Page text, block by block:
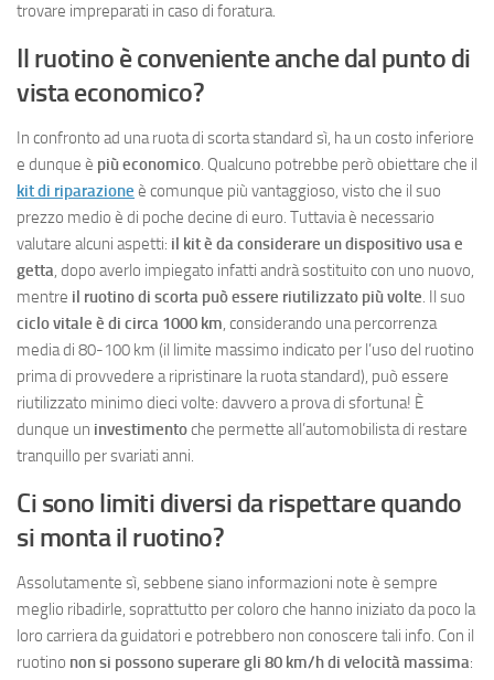
trovare impreparati in caso di foratura.
Il ruotino è conveniente anche dal punto di
vista economico?
In confronto ad una ruota di scorta standard sì, ha un costo inferiore
e dunque è più economico. Qualcuno potrebbe però obiettare che il
kit di riparazione è comunque più vantaggioso, visto che il suo
prezzo medio è di poche decine di euro. Tuttavia è necessario
valutare alcuni aspetti: il kit è da considerare un dispositivo usa e
getta, dopo averlo impiegato infatti andrà sostituito con uno nuovo,
mentre il ruotino di scorta può essere riutilizzato più volte. Il suo
ciclo vitale è di circa 1000 km, considerando una percorrenza
media di 80-100 km (il limite massimo indicato per l’uso del ruotino
prima di provvedere a ripristinare la ruota standard), può essere
riutilizzato minimo dieci volte: davvero a prova di sfortuna! È
dunque un investimentoche permette all’automobilista di restare
tranquillo per svariati anni.
Ci sono limiti diversi da rispettare quando
si monta il ruotino?
Assolutamente sì, sebbene siano informazioni note è sempre
meglio ribadirle, soprattutto per coloro che hanno iniziato da poco la
loro carriera da guidatori e potrebbero non conoscere tali info. Con il
ruotino non si possono superare gli 80 km/h di velocità massima: